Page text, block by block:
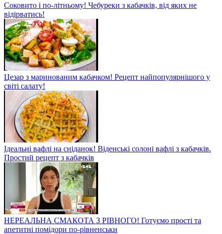
Соковито і по-літньому! Чебуреки з кабачків, від яких не
відірватись!
Цезар з маринованим кабачком! Рецепт найпопулярнішого у
світі салату!
Ідеальні вафлі на сніданок! Віденські солоні вафлі з кабачків.
Простий рецепт з кабачків
НЕРЕАЛЬНА СМАКОТА З РІВНОГО! Готуємо прості та
апетитні помідори по-рівненськи